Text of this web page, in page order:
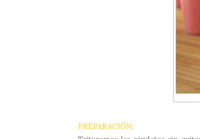
PREPARACIÓN: